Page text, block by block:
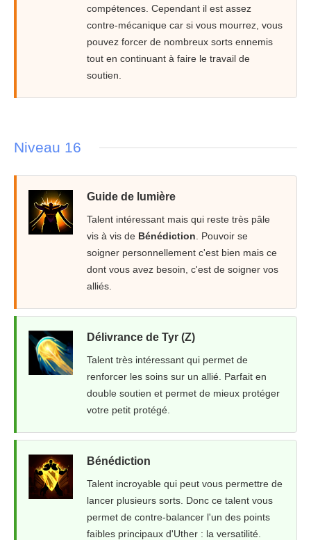
compétences. Cependant il est assez
contre-mécanique car si vous mourrez, vous
pouvez forcer de nombreux sorts ennemis
tout en continuant à faire le travail de
soutien.
Niveau 16
Guide de lumière
Talent intéressant mais qui reste très pâle
vis à vis de Bénédiction . Pouvoir se
soigner personnellement c'est bien mais ce
dont vous avez besoin, c'est de soigner vos
alliés.
Délivrance de Tyr (Z)
Talent très intéressant qui permet de
renforcer les soins sur un allié. Parfait en
double soutien et permet de mieux protéger
votre petit protégé.
Bénédiction
Talent incroyable qui peut vous permettre de
lancer plusieurs sorts. Donc ce talent vous
permet de contre-balancer l'un des points
faibles principaux d'Uther : la versatilité.